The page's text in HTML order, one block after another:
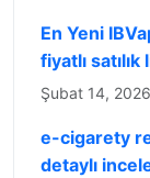
En Yeni
fiyatlı
Şubat 14, 2026
e-cigarety
detaylı